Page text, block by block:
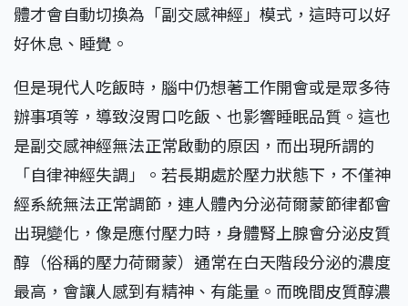
體才會自動切換為「副交感神經」模式，這時可以好
好休息、睡覺。
但是現代人吃飯時，腦中仍想著工作開會或是眾多待
辦事項等，導致沒胃口吃飯、也影響睡眠品質。這也
是副交感神經無法正常啟動的原因，而出現所謂的
「自律神經失調」。若長期處於壓力狀態下，不僅神
經系統無法正常調節，連人體內分泌荷爾蒙節律都會
出現變化，像是應付壓力時，身體腎上腺會分泌皮質
醇（俗稱的壓力荷爾蒙）通常在白天階段分泌的濃度
最高，會讓人感到有精神、有能量。而晚間皮質醇濃